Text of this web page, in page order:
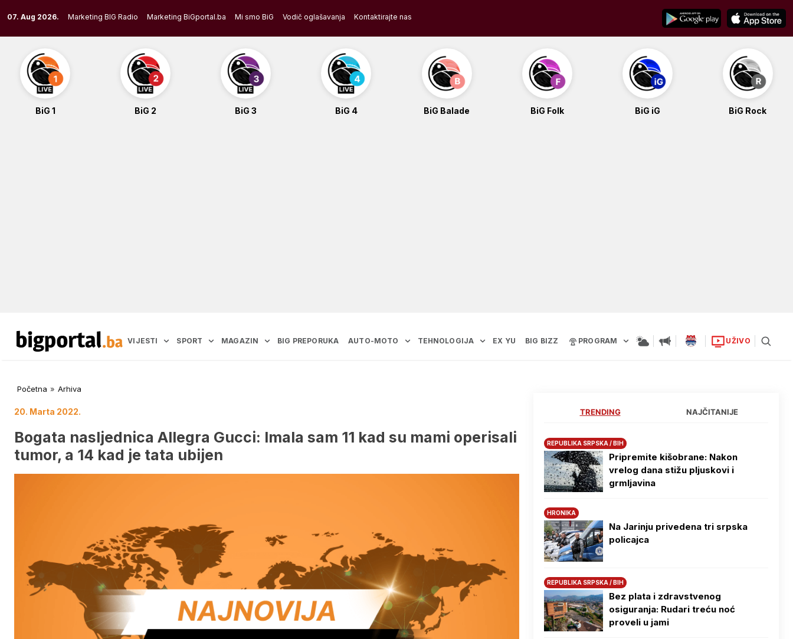
to
content
07. Aug 2026. Marketing BIG Radio Marketing BiGportal.ba Mi smo BiG Vodič oglašavanja Kontaktirajte nas
BiG 1 BiG 2 BiG 3 BiG 4 BiG Balade BiG Folk BiG iG BiG Rock
VIJESTI SPORT MAGAZIN BIG PREPORUKA AUTO-MOTO TEHNOLOGIJA EX YU BIG BIZZ PROGRAM UŽIVO
Početna » Arhiva
20. Marta 2022.
Bogata nasljednica Allegra Gucci: Imala sam 11 kad su mami operisali
tumor, a 14 kad je tata ubijen
TRENDING NAJČITANIJE
REPUBLIKA SRPSKA / BIH
Pripremite kišobrane: Nakon
vrelog dana stižu pljuskovi i
grmljavina
HRONIKA
Na Јarinju privedena tri srpska
policajca
REPUBLIKA SRPSKA / BIH
Bez plata i zdravstvenog
osiguranja: Rudari treću noć
proveli u jami